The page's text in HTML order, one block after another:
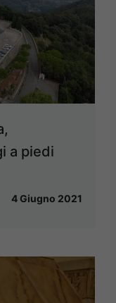
a piedi
4 Giugno 2021